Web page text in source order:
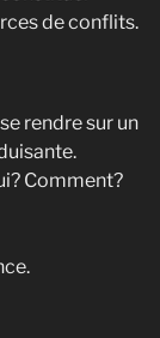
de conflits.
rendre sur un
Comment?